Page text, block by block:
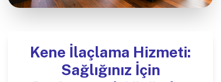
Kene İlaçlama Hizmeti:
Sağlığınız İçin